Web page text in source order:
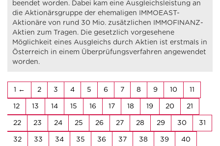
beendet worden. Dabei kam eine Ausgleichsleistung an
die Aktionärsgruppe der ehemaligen IMMOEAST-
Aktionäre von rund 30 Mio. zusätzlichen IMMOFINANZ-
Aktien zum Tragen. Die gesetzlich vorgesehene
Möglichkeit eines Ausgleichs durch Aktien ist erstmals in
Österreich in einem Überprüfungsverfahren angewendet
worden.
1 2 3 4 5 6 7 8 9 10 11
12 13 14 15 16 17 18 19 20 21
22 23 24 25 26 27 28 29 30 31
32 33 34 35 36 37 38 39 40